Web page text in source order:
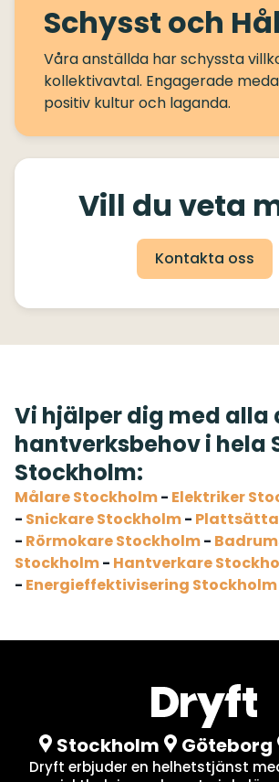
Schysst och
Våra anställda har schyssta
kollektivavtal. Engagerade
Vill du veta
Kontakta oss
Vi hjälper dig med alla
hantverksbehov i hela
Stockholm:
Målare Stockholm- Elektriker
- Snickare Stockholm-
- Rörmokare Stockholm-
Stockholm- Hantverkare
- Energieffektivisering Stockholm
Stockholm Göteborg
Dryft erbjuder en helhetstjänst